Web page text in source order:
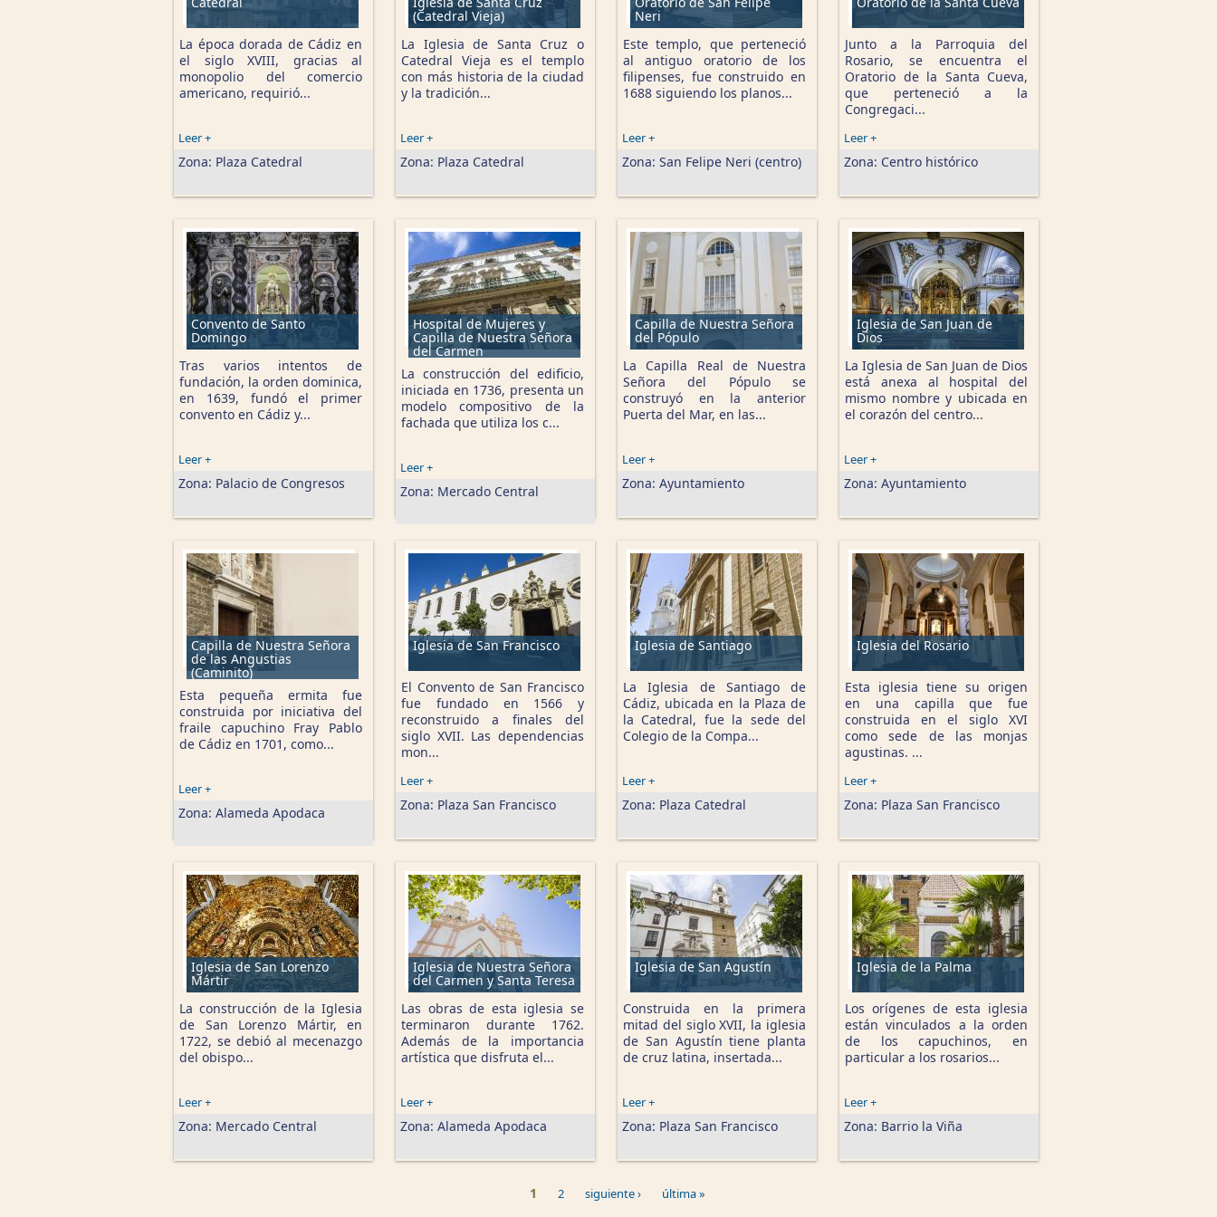
La época dorada de Cádiz en
el siglo XVIII, gracias al
monopolio del comercio
americano, requirió...
Leer +
Zona: Plaza Catedral
(Catedral Vieja)
La Iglesia de Santa Cruz o
Catedral Vieja es el templo
con más historia de la ciudad
y la tradición...
Leer +
Zona: Plaza Catedral
Neri
Este templo, que perteneció
al antiguo oratorio de los
filipenses, fue construido en
1688 siguiendo los planos...
Leer +
Zona: San Felipe Neri (centro)
Junto a la Parroquia del
Rosario, se encuentra el
Oratorio de la Santa Cueva,
que perteneció a la
Congregaci...
Leer +
Zona: Centro histórico
Convento de Santo
Domingo
Tras varios intentos de
fundación, la orden dominica,
en 1639, fundó el primer
convento en Cádiz y...
Leer +
Zona: Palacio de Congresos
Hospital de Mujeres y
Capilla de Nuestra Señora
del Carmen
La construcción del edificio,
iniciada en 1736, presenta un
modelo compositivo de la
fachada que utiliza los c...
Leer +
Zona: Mercado Central
Capilla de Nuestra Señora
del Pópulo
La Capilla Real de Nuestra
Señora del Pópulo se
construyó en la anterior
Puerta del Mar, en las...
Leer +
Zona: Ayuntamiento
Iglesia de San Juan de
Dios
La Iglesia de San Juan de Dios
está anexa al hospital del
mismo nombre y ubicada en
el corazón del centro...
Leer +
Zona: Ayuntamiento
Capilla de Nuestra Señora
de las Angustias
(Caminito)
Esta pequeña ermita fue
construida por iniciativa del
fraile capuchino Fray Pablo
de Cádiz en 1701, como...
Leer +
Zona: Alameda Apodaca
Iglesia de San Francisco
El Convento de San Francisco
fue fundado en 1566 y
reconstruido a finales del
siglo XVII. Las dependencias
mon...
Leer +
Zona: Plaza San Francisco
Iglesia de Santiago
La Iglesia de Santiago de
Cádiz, ubicada en la Plaza de
la Catedral, fue la sede del
Colegio de la Compa...
Leer +
Zona: Plaza Catedral
Iglesia del Rosario
Esta iglesia tiene su origen
en una capilla que fue
construida en el siglo XVI
como sede de las monjas
agustinas. ...
Leer +
Zona: Plaza San Francisco
Iglesia de San Lorenzo
Mártir
La construcción de la Iglesia
de San Lorenzo Mártir, en
1722, se debió al mecenazgo
del obispo...
Leer +
Zona: Mercado Central
Iglesia de Nuestra Señora
del Carmen y Santa Teresa
Las obras de esta iglesia se
terminaron durante 1762.
Además de la importancia
artística que disfruta el...
Leer +
Zona: Alameda Apodaca
Iglesia de San Agustín
Construida en la primera
mitad del siglo XVII, la iglesia
de San Agustín tiene planta
de cruz latina, insertada...
Leer +
Zona: Plaza San Francisco
Iglesia de la Palma
Los orígenes de esta iglesia
están vinculados a la orden
de los capuchinos, en
particular a los rosarios...
Leer +
Zona: Barrio la Viña
1 2 siguiente › última »